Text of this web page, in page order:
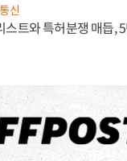
신
스트와 특허분쟁 매듭,